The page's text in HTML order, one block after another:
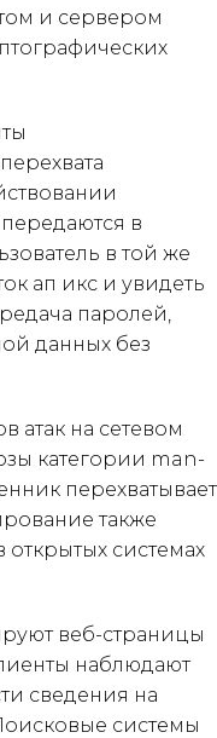
и сервером
в
в той же
ап икс и увидеть
паролей,
данных без
атак на сетевом
категории man-
перехватывает
также
открытых системах
веб-страницы
наблюдают
сведения на
системы